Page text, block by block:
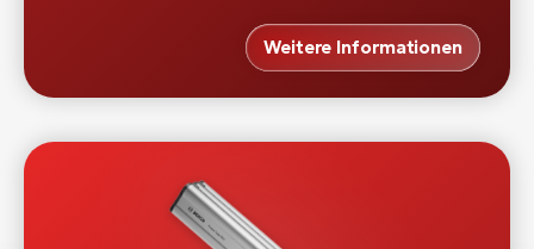
Weitere Informationen